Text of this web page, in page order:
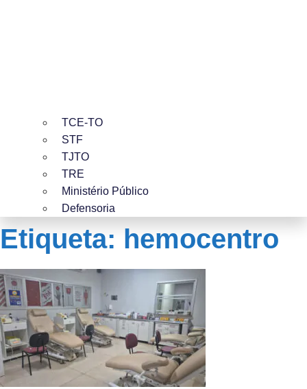
TCE-TO
STF
TJTO
TRE
Ministério Público
Defensoria
Etiqueta: hemocentro